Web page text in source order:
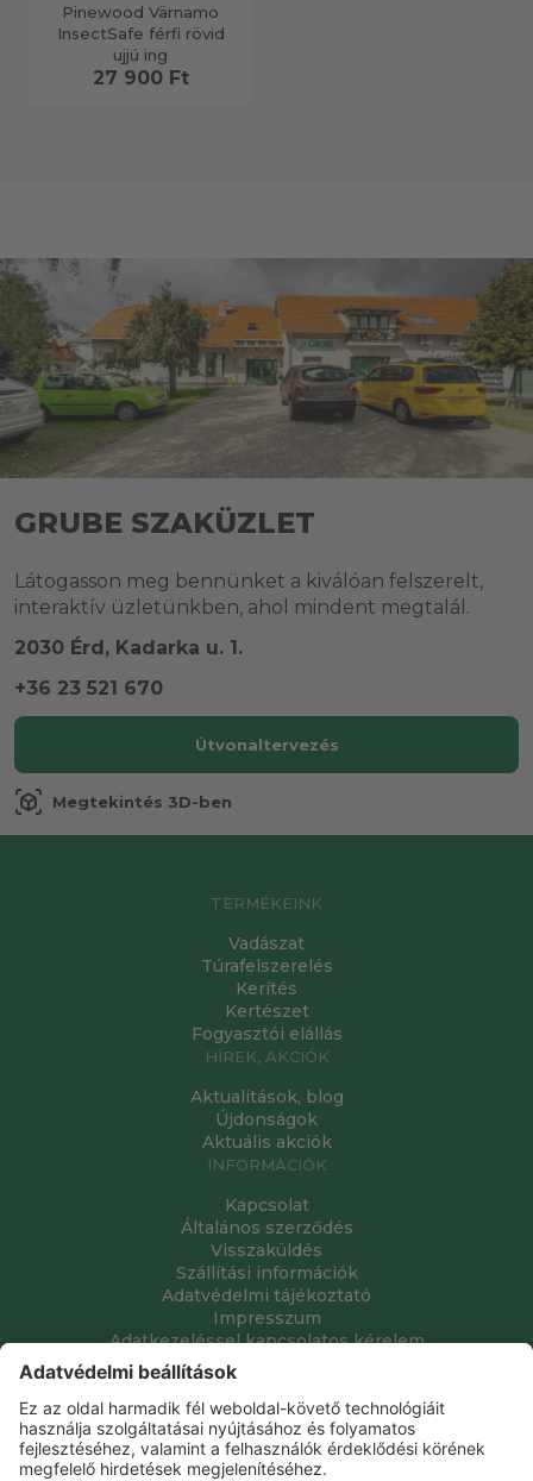
Pinewood Värnamo
InsectSafe férfi rövid
ujjú ing
27 900 Ft
GRUBE SZAKÜZLET
Látogasson meg bennünket a kiválóan felszerelt,
interaktív üzletünkben, ahol mindent megtalál.
2030 Érd, Kadarka u. 1.
+36 23 521 670
Útvonaltervezés
view_in_ar Megtekintés 3D-ben
TERMÉKEINK
Vadászat
Túrafelszerelés
Kerítés
Kertészet
Fogyasztói elállás
HÍREK, AKCIÓK
Aktualitások, blog
Újdonságok
Aktuális akciók
INFORMÁCIÓK
Kapcsolat
Általános szerződés
Visszaküldés
Szállítási információk
Adatvédelmi tájékoztató
Impresszum
Adatkezeléssel kapcsolatos kérelem